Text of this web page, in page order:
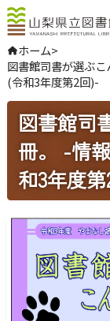
やさしい日本語
よくある質問
お問い合わせ
背景色指定
ふりがな
音声
ホーム>
図書館司書が選ぶ
(令和3年度第2回)-
図書館司
冊。 -情
和3年度